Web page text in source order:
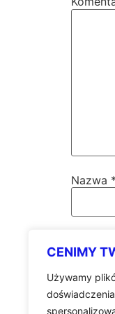
CENIMY
Używamy
Nazwa *